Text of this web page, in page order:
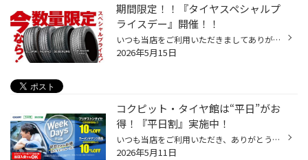
期間限定！！『タイヤスペシャルプ
ライスデー』開催！！
いつも当店をご利用いただきましてありがとうございます。 5/15(金)～5/24(日)まで、コクピット・タイヤ館におきまして、 期間限定！ サイズ限定！！ 数量限定！！！ お得にお買い求めいただける、「タイヤスペシャルプライスデー」がスタートします！ お得なタイヤのご紹介！！ ワゴンR、N-BOX、タ...
2026年5月15日
コクピット・タイヤ館は“平日”がお
得！『平日割』実施中！
いつも当店をご利用いただき、ありがとうございます。 コクピット・タイヤ館では、コクピット・タイヤ館アプリ会員の方限定で月曜日から金曜日の間、 タイヤやオイル、バッテリーなどのメンテナンスがお得に交換できる、 『平日割』を実施しております！！ 「平日割」のここがオススメ♪ 平日だと・...
2026年5月11日